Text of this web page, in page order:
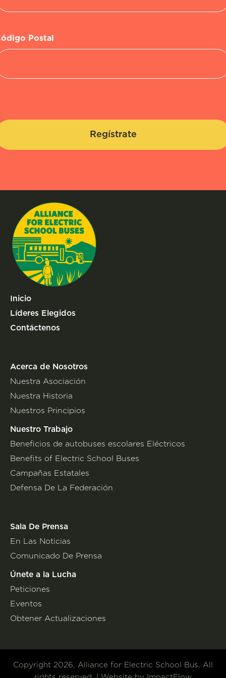
Postal
Regístrate
Inicio
Líderes Elegidos
Contáctenos
Acerca de Nosotros
Nuestra Asociación
Nuestra Historia
Nuestros Principios
Nuestro Trabajo
Beneficios de autobuses escolares Eléctricos
Benefits of Electric School Buses
Campañas Estatales
Defensa De La Federación
Sala De Prensa
En Las Noticias
Comunicado De Prensa
Únete a la Lucha
Peticiones
Eventos
Obtener Actualizaciones
Copyright 2026, Alliance for Electric School Bus. All